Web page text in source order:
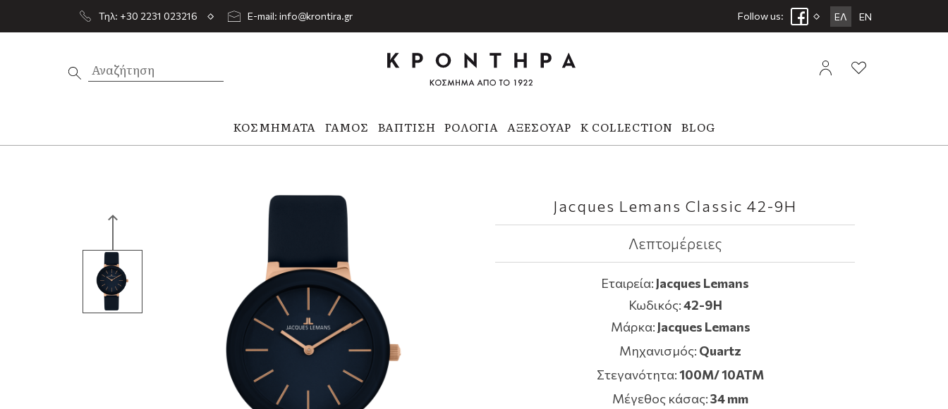
Τηλ: +30 2231 023216 E-mail: info@krontira.gr Follow us: ΕΛ EN
ΚΟΣΜΉΜΑΤΑ ΓΆΜΟΣ ΒΆΠΤΙΣΗ ΡΟΛΌΓΙΑ ΑΞΕΣΟΥΆΡ K COLLECTION BLOG
Jacques Lemans Classic 42-9H
Λεπτομέρειες
Εταιρεία: Jacques Lemans
Κωδικός:42-9H
Μάρκα: Jacques Lemans
Μηχανισμός: Quartz
Στεγανότητα:100M/ 10ATM
Μέγεθος κάσας:34 mm